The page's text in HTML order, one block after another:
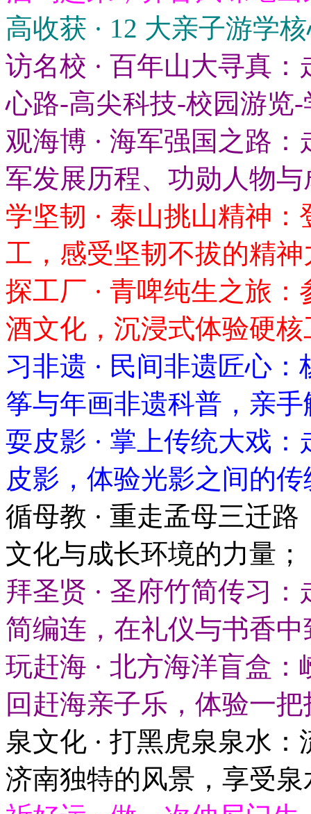
高收获 · 12 大亲子游学
访名校 · 百年山大寻真
心路-高尖科技-校园游览
观海博 · 海军强国之路
军发展历程、功勋人物
学坚韧 · 泰山挑山精神
工，感受坚韧不拔的精神
探工厂 · 青啤纯生之旅
酒文化，沉浸式体验硬核
习非遗 · 民间非遗匠心
筝与年画非遗科普，亲
耍皮影 · 掌上传统大戏
皮影，体验光影之间的
循母教 · 重走孟母三迁
文化与成长环境的力量；
拜圣贤 · 圣府竹简传习
简编连，在礼仪与书香
玩赶海 · 北方海洋盲盒
回赶海亲子乐，体验一
泉文化 · 打黑虎泉泉水
济南独特的风景，享受